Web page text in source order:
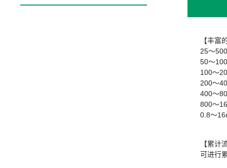
【丰富
25～
50～
100～
200～
400～
800～
0.8～
【累计
可进行